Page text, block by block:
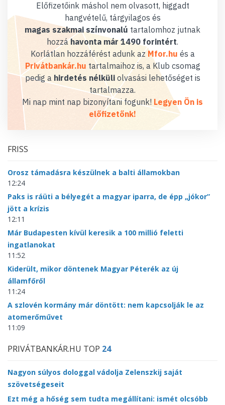
Előfizetőink máshol nem olvasott, higgadt
hangvételű, tárgyilagos és
magas szakmai színvonalú tartalomhoz jutnak
hozzáhavonta már 1490 forintért.
Korlátlan hozzáférést adunk az Mfor.hu és a
Privátbankár.hu tartalmaihoz is, a Klub csomag
pedig a hirdetés nélküliolvasási lehetőséget is
tartalmazza.
Mi nap mint nap bizonyítani fogunk! Legyen Ön is
előfizetőnk!
FRISS
Orosz támadásra készülnek a balti államokban
12:24
Paks is ráüti a bélyegét a magyar iparra, de épp „jókor”
jött a krízis
12:11
Már Budapesten kívül keresik a 100 millió feletti
ingatlanokat
11:52
Kiderült, mikor döntenek Magyar Péterék az új
államfőről
11:24
A szlovén kormány már döntött: nem kapcsolják le az
atomerőművet
11:09
PRIVÁTBANKÁR.HU TOP 24
Nagyon súlyos dologgal vádolja Zelenszkij saját
szövetségeseit
Ezt még a hőség sem tudta megállítani: ismét olcsóbb